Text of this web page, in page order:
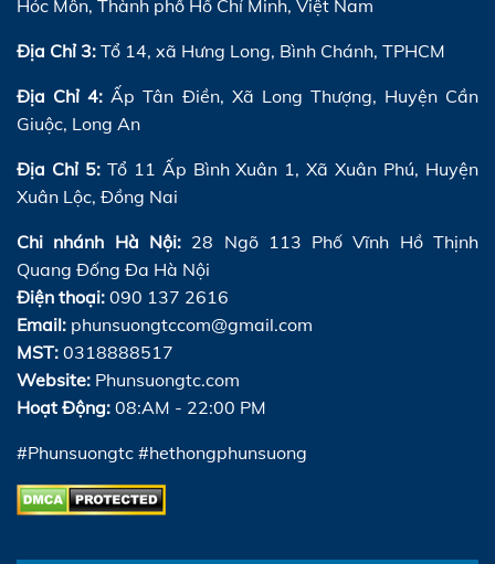
Hóc Môn, Thành phố Hồ Chí Minh, Việt Nam
Địa Chỉ 3: Tổ 14, xã Hưng Long, Bình Chánh, TPHCM
Địa Chỉ 4: Ấp Tân Điền, Xã Long Thượng, Huyện Cần
Giuộc, Long An
Địa Chỉ 5:Tổ 11 Ấp Bình Xuân 1, Xã Xuân Phú, Huyện
Xuân Lộc, Đồng Nai
Chi nhánh Hà Nội: 28 Ngõ 113 Phố Vĩnh Hồ Thịnh
Quang Đống Đa Hà Nội
Điện thoại: 090 137 2616
Email: phunsuongtccom@gmail.com
MST: 0318888517
Website: Phunsuongtc.com
Hoạt Động: 08:AM - 22:00 PM
#Phunsuongtc #hethongphunsuong